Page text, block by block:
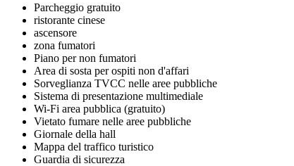
Parcheggio gratuito
ristorante cinese
ascensore
zona fumatori
Piano per non fumatori
Area di sosta per ospiti non d'affari
Sorveglianza TVCC nelle aree pubbliche
Sistema di presentazione multimediale
Wi-Fi area pubblica (gratuito)
Vietato fumare nelle aree pubbliche
Giornale della hall
Mappa del traffico turistico
Guardia di sicurezza